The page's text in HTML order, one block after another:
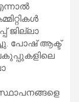
ജില്ലാ
പോഷ് ആക്ട്
സ്ഥാപനങ്ങളെ